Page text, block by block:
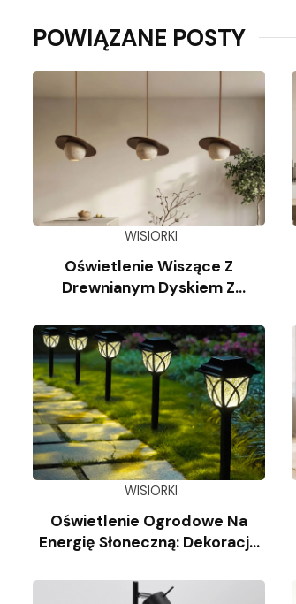
POWIĄZANE POSTY
WISIORKI
Oświetlenie Wiszące Z
Drewnianym Dyskiem Z
WISIORKI
Oświetlenie Ogrodowe Na
Energię Słoneczną: Dekoracja